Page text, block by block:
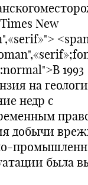
New
1993
на
недр с
добычи
была